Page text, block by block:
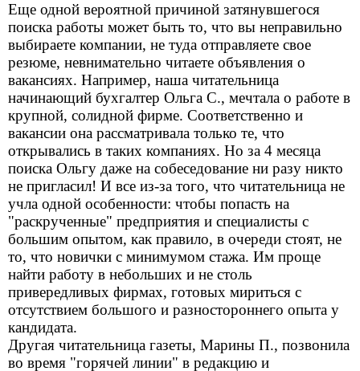
Еще одной вероятной причиной затянувшегося
поиска работы может быть то, что вы неправильно
выбираете компании, не туда отправляете свое
резюме, невнимательно читаете объявления о
вакансиях. Например, наша читательница
начинающий бухгалтер Ольга С., мечтала о работе в
крупной, солидной фирме. Соответственно и
вакансии она рассматривала только те, что
открывались в таких компаниях. Но за 4 месяца
поиска Ольгу даже на собеседование ни разу никто
не пригласил! И все из-за того, что читательница не
учла одной особенности: чтобы попасть на
"раскрученные" предприятия и специалисты с
большим опытом, как правило, в очереди стоят, не
то, что новички с минимумом стажа. Им проще
найти работу в небольших и не столь
привередливых фирмах, готовых мириться с
отсутствием большого и разностороннего опыта у
кандидата.
Другая читательница газеты, Марины П., позвонила
во время "горячей линии" в редакцию и